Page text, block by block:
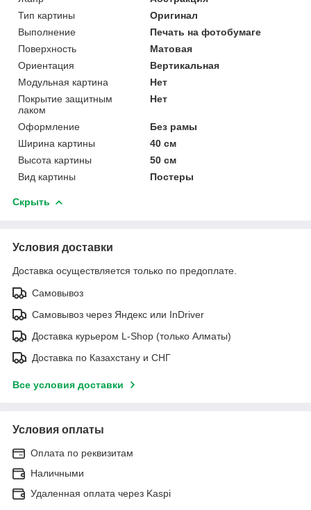
Тип картины
Оригинал
Выполнение
Печать на фотобумаге
Поверхность
Матовая
Ориентация
Вертикальная
Модульная картина
Нет
Покрытие защитным
лаком
Нет
Оформление
Без рамы
Ширина картины
40 см
Высота картины
50 см
Вид картины
Постеры
Скрыть
Условия доставки
Доставка осуществляется только по предоплате.
Самовывоз
Самовывоз через Яндекс или InDriver
Доставка курьером L-Shop (только Алматы)
Доставка по Казахстану и СНГ
Все условия доставки
Условия оплаты
Оплата по реквизитам
Наличными
Удаленная оплата через Kaspi